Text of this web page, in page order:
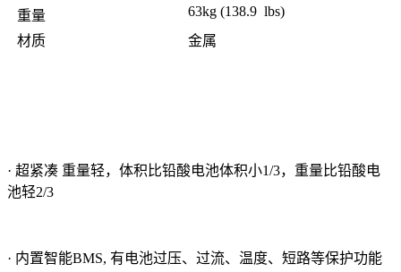
重量
63kg (138.9 lbs)
材质
金属
· 超紧凑 重量轻，体积比铅酸电池体积小1/3，重量比铅酸电
池轻2/3
· 内置智能BMS, 有电池过压、过流、温度、短路等保护功能